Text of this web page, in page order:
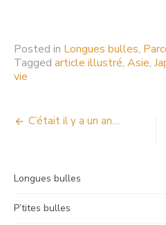
Posted in Longues bulles,
Tagged article illustré, Asie,
vie
Navigation
l’article
C’était il y a un an…
Longues bulles
P’tites bulles